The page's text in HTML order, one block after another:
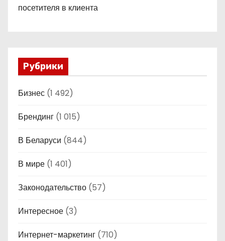
посетителя в клиента
Рубрики
Бизнес (1 492)
Брендинг (1 015)
В Беларуси (844)
В мире (1 401)
Законодательство (57)
Интересное (3)
Интернет-маркетинг (710)